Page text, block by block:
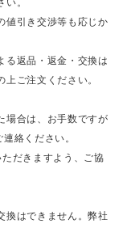
値引き交渉等も応じか
る返品・返金・交換は
ご注文ください。
場合は、お手数ですが
絡ください。
だきますよう、ご協
換はできません。弊社